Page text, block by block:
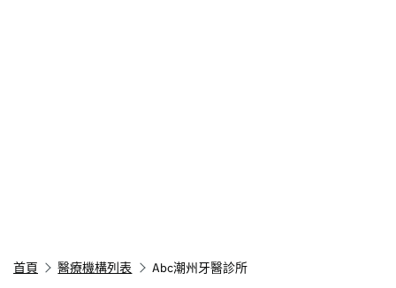
首頁 醫療機構列表 Abc潮州牙醫診所